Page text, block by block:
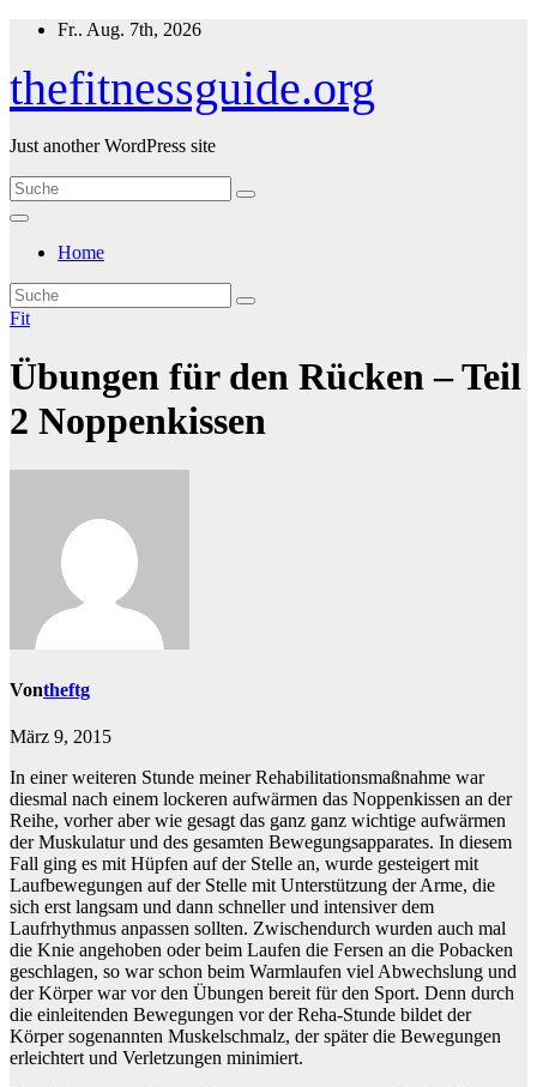
Zum
springen
Fr.. Aug. 7th, 2026
thefitnessguide.org
Just another WordPress site
Home
Fit
Übungen für den Rücken – Teil
2 Noppenkissen
Vontheftg
März 9, 2015
In einer weiteren Stunde meiner Rehabilitationsmaßnahme war
diesmal nach einem lockeren aufwärmen das Noppenkissen an der
Reihe, vorher aber wie gesagt das ganz ganz wichtige aufwärmen
der Muskulatur und des gesamten Bewegungsapparates. In diesem
Fall ging es mit Hüpfen auf der Stelle an, wurde gesteigert mit
Laufbewegungen auf der Stelle mit Unterstützung der Arme, die
sich erst langsam und dann schneller und intensiver dem
Laufrhythmus anpassen sollten. Zwischendurch wurden auch mal
die Knie angehoben oder beim Laufen die Fersen an die Pobacken
geschlagen, so war schon beim Warmlaufen viel Abwechslung und
der Körper war vor den Übungen bereit für den Sport. Denn durch
die einleitenden Bewegungen vor der Reha-Stunde bildet der
Körper sogenannten Muskelschmalz, der später die Bewegungen
erleichtert und Verletzungen minimiert.